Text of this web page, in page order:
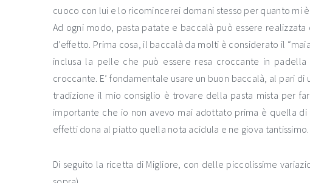
cuoco con lui e lo ricomincerei domani stesso per quanto mi
Ad ogni modo, pasta patate e baccalà può essere
d’effetto. Prima cosa, il baccalà da molti è considerato il
inclusa la pelle che può essere resa croccante in
croccante. E’ fondamentale usare un buon baccalà, al pari
tradizione il mio consiglio è trovare della pasta mista per
importante che io non avevo mai adottato prima è quella
effetti dona al piatto quella nota acidula e ne giova tantissimo.
Di seguito la ricetta di Migliore, con delle piccolissime